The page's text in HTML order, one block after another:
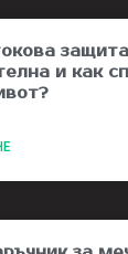
и как